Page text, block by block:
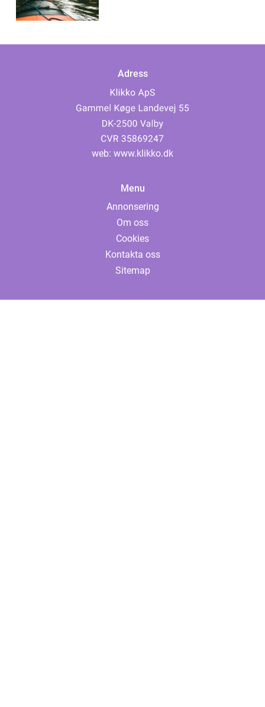
Adress
web: www.klikko.dk
Menu
Annonsering
Om oss
Cookies
Kontakta oss
Sitemap